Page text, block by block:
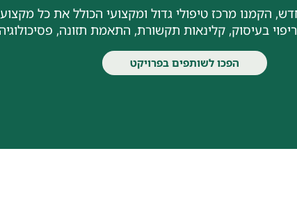
הקמנו מרכז טיפולי גדול ומקצועי הכולל את כל
ריפוי בעיסוק, קלינאות תקשורת, התאמת תזונה, פסיכולוגיה
הפכו לשותפים בפרויקט